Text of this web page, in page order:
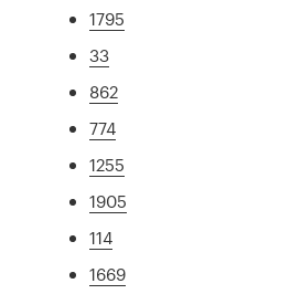
1795
33
862
774
1255
1905
114
1669